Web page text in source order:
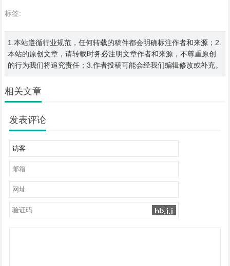
标签:
1.本站遵循行业规范，任何转载的稿件都会明确标注作者和来源；2.
本站的原创文章，请转载时务必注明文章作者和来源，不尊重原创
的行为我们将追究责任；3.作者投稿可能会经我们编辑修改或补充。
相关文章
发表评论